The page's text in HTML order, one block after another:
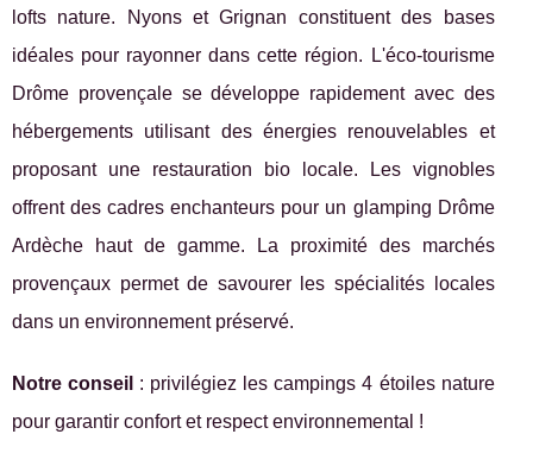
lofts nature. Nyons et Grignan constituent des bases
idéales pour rayonner dans cette région. L'éco-tourisme
Drôme provençale se développe rapidement avec des
hébergements utilisant des énergies renouvelables et
proposant une restauration bio locale. Les vignobles
offrent des cadres enchanteurs pour un glamping Drôme
Ardèche haut de gamme. La proximité des marchés
provençaux permet de savourer les spécialités locales
dans un environnement préservé.
Notre conseil : privilégiez les campings 4 étoiles nature
pour garantir confort et respect environnemental !